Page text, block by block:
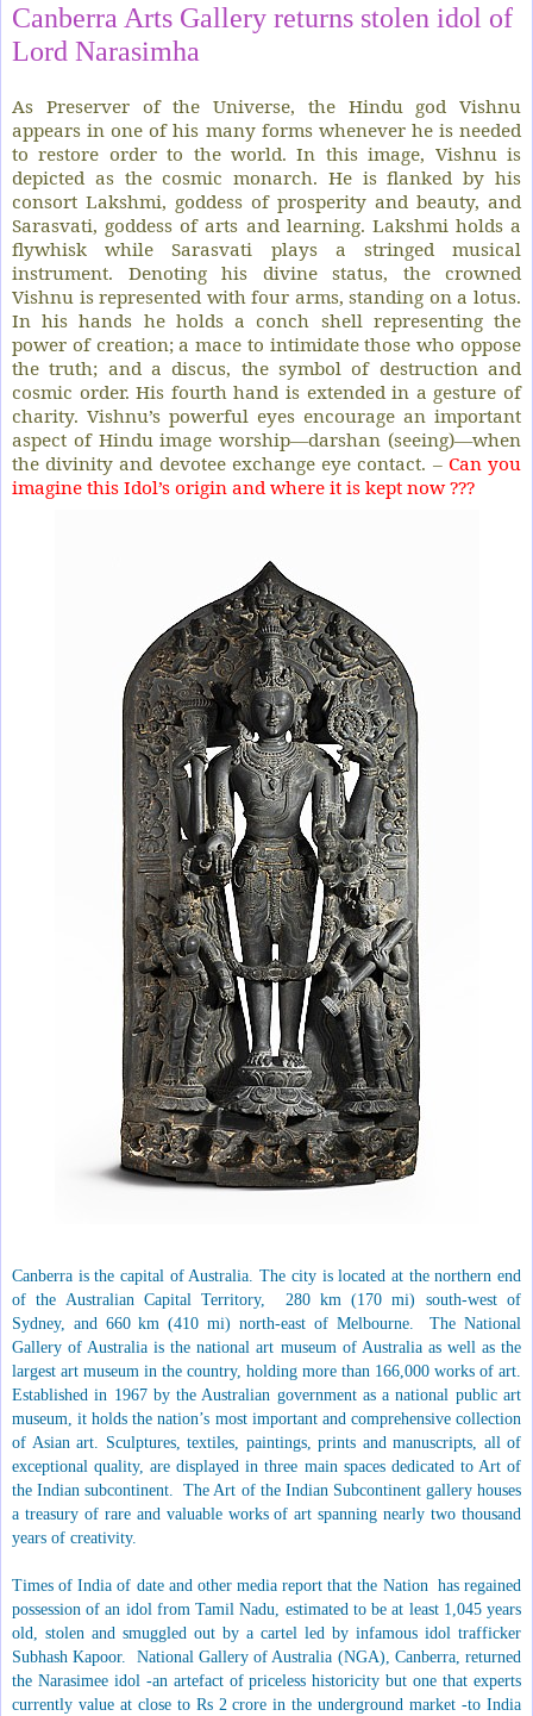
Canberra Arts Gallery returns stolen idol of
Lord Narasimha
As Preserver of the Universe, the Hindu god Vishnu
appears in one of his many forms whenever he is needed
to restore order to the world. In this image, Vishnu is
depicted as the cosmic monarch. He is flanked by his
consort Lakshmi, goddess of prosperity and beauty, and
Sarasvati, goddess of arts and learning. Lakshmi holds a
flywhisk while Sarasvati plays a stringed musical
instrument. Denoting his divine status, the crowned
Vishnu is represented with four arms, standing on a lotus.
In his hands he holds a conch shell representing the
power of creation; a mace to intimidate those who oppose
the truth; and a discus, the symbol of destruction and
cosmic order. His fourth hand is extended in a gesture of
charity. Vishnu’s powerful eyes encourage an important
aspect of Hindu image worship—darshan (seeing)—when
the divinity and devotee exchange eye contact. – Can you
imagine this Idol’s origin and where it is kept now ???
Canberra is the capital of Australia. The city is located at the northern end
of the Australian Capital Territory, 280 km (170 mi) south-west of
Sydney, and 660 km (410 mi) north-east of Melbourne. The National
Gallery of Australia is the national art museum of Australia as well as the
largest art museum in the country, holding more than 166,000 works of art.
Established in 1967 by the Australian government as a national public art
museum, it holds the nation’s most important and comprehensive collection
of Asian art. Sculptures, textiles, paintings, prints and manuscripts, all of
exceptional quality, are displayed in three main spaces dedicated to Art of
the Indian subcontinent. The Art of the Indian Subcontinent gallery houses
a treasury of rare and valuable works of art spanning nearly two thousand
years of creativity.
Times of India of date and other media report that the Nation has regained
possession of an idol from Tamil Nadu, estimated to be at least 1,045 years
old, stolen and smuggled out by a cartel led by infamous idol trafficker
Subhash Kapoor. National Gallery of Australia (NGA), Canberra, returned
the Narasimee idol -an artefact of priceless historicity but one that experts
currently value at close to Rs 2 crore in the underground market -to India